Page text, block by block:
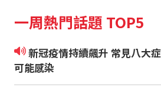
一周熱門話題 TOP5
新冠疫情持續飆升 常見八大症狀 沒發燒也
可能感染